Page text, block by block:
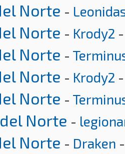
Norte -
Norte - Krody2
Norte -
Norte - Krody2
Norte -
Norte -
Norte - Draken